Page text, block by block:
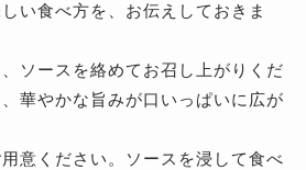
い食べ方を、お伝えしておきま
ソースを絡めてお召し上がりくだ
華やかな旨みが口いっぱいに広が
意ください。ソースを浸して食べ